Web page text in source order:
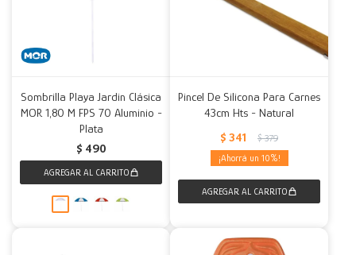
Sombrilla Playa Jardin Clásica
MOR 1,80 M FPS 70 Aluminio -
Plata
$ 490
Pincel De Silicona Para Carnes
43cm Hts - Natural
$ 341 $ 379
10